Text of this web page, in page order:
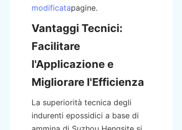
modificatapagine.
Vantaggi Tecnici:
Facilitare
l'Applicazione e
Migliorare l'Efficienza
La superiorità tecnica degli
indurenti epossidici a base di